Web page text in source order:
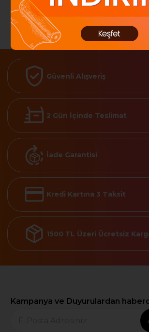
Güvenli Alışveriş
2 Gün İçinde Teslimat
İade Garantisi
Kredi Kartına 3 Taksit
1500 TL Üzeri Ücretsiz
Kampanya ve Duyurulardan